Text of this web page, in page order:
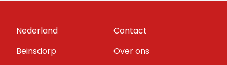
Nederland
Beinsdorp
Contact
Over ons